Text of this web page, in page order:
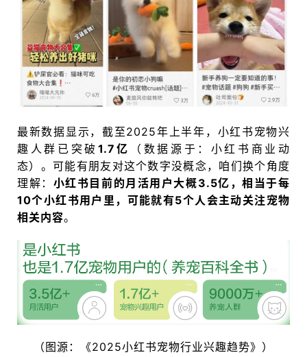
最新数据显示，截至2025年上半年，小红书宠物兴
趣人群已突破 1.7亿
（数据源于：小红书商业动
态）。可能有朋友对这个数字没概念，咱们换个角度
理解： 小红书目前的月活用户大概3.5亿，相当于每
10个小红书用户里，可能就有5个人会主动关注宠物
相关内容。
（图源：《2025小红书宠物行业兴趣趋势》）